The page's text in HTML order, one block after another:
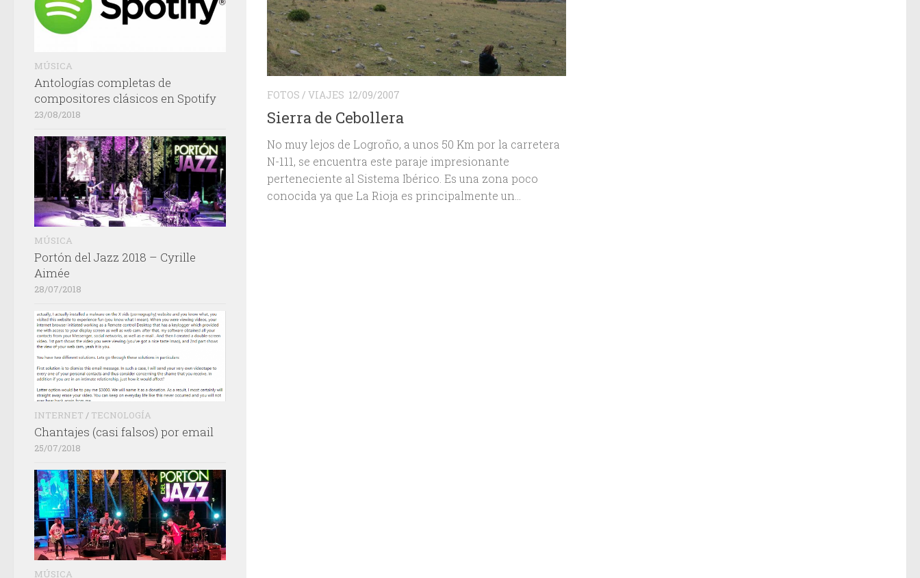
FOTOS / VIAJES 12/09/2007
Sierra de Cebollera
No muy lejos de Logroño, a unos 50 Km por la carretera
N-111, se encuentra este paraje impresionante
perteneciente al Sistema Ibérico. Es una zona poco
conocida ya que La Rioja es principalmente un...
MÚSICA
Antologías completas de
compositores clásicos en Spotify
23/08/2018
MÚSICA
Portón del Jazz 2018 – Cyrille
Aimée
28/07/2018
INTERNET / TECNOLOGÍA
Chantajes (casi falsos) por email
25/07/2018
MÚSICA